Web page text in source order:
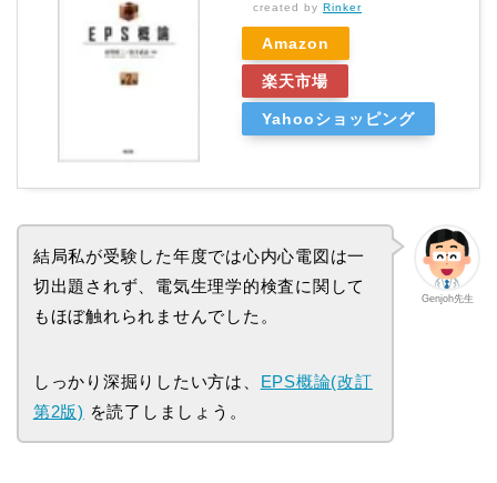
created by Rinker
Amazon
楽天市場
Yahooショッピング
Genjoh先生
結局私が受験した年度では心内心電図は一
切出題されず、電気生理学的検査に関して
もほぼ触れられませんでした。
しっかり深掘りしたい方は、 EPS概論(改訂
第2版) を読了しましょう。